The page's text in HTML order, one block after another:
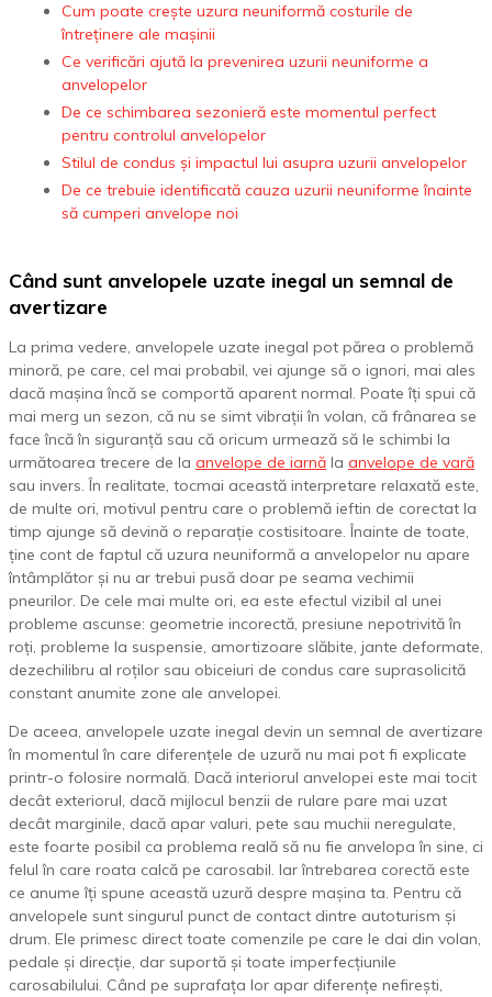
Cum poate crește uzura neuniformă costurile de
întreținere ale mașinii
Ce verificări ajută la prevenirea uzurii neuniforme a
anvelopelor
De ce schimbarea sezonieră este momentul perfect
pentru controlul anvelopelor
Stilul de condus și impactul lui asupra uzurii anvelopelor
De ce trebuie identificată cauza uzurii neuniforme înainte
să cumperi anvelope noi
Când sunt anvelopele uzate inegal un semnal de
avertizare
La prima vedere, anvelopele uzate inegal pot părea o problemă
minoră, pe care, cel mai probabil, vei ajunge să o ignori, mai ales
dacă mașina încă se comportă aparent normal. Poate îți spui că
mai merg un sezon, că nu se simt vibrații în volan, că frânarea se
face încă în siguranță sau că oricum urmează să le schimbi la
următoarea trecere de la anvelope de iarnă la anvelope de vară
sau invers. În realitate, tocmai această interpretare relaxată este,
de multe ori, motivul pentru care o problemă ieftin de corectat la
timp ajunge să devină o reparație costisitoare. Înainte de toate,
ține cont de faptul că uzura neuniformă a anvelopelor nu apare
întâmplător și nu ar trebui pusă doar pe seama vechimii
pneurilor. De cele mai multe ori, ea este efectul vizibil al unei
probleme ascunse: geometrie incorectă, presiune nepotrivită în
roți, probleme la suspensie, amortizoare slăbite, jante deformate,
dezechilibru al roților sau obiceiuri de condus care suprasolicită
constant anumite zone ale anvelopei.
De aceea, anvelopele uzate inegal devin un semnal de avertizare
în momentul în care diferențele de uzură nu mai pot fi explicate
printr-o folosire normală. Dacă interiorul anvelopei este mai tocit
decât exteriorul, dacă mijlocul benzii de rulare pare mai uzat
decât marginile, dacă apar valuri, pete sau muchii neregulate,
este foarte posibil ca problema reală să nu fie anvelopa în sine, ci
felul în care roata calcă pe carosabil. Iar întrebarea corectă este
ce anume îți spune această uzură despre mașina ta. Pentru că
anvelopele sunt singurul punct de contact dintre autoturism și
drum. Ele primesc direct toate comenzile pe care le dai din volan,
pedale și direcție, dar suportă și toate imperfecțiunile
carosabilului. Când pe suprafața lor apar diferențe nefirești,